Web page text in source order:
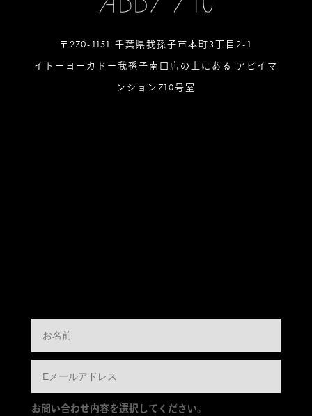
〒270-1151 千葉県我孫子市本町3丁目2-1
イトーヨーカドー我孫子南口店の上にある アビイマ
ンション710号室
お問い合わせ内容を選択してください。